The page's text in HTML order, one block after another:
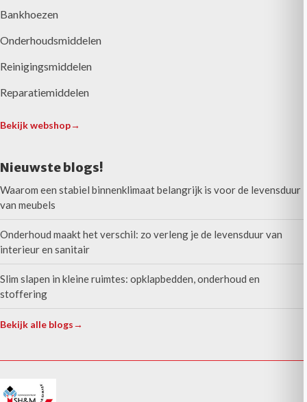
Bankhoezen
Onderhoudsmiddelen
Reinigingsmiddelen
Reparatiemiddelen
Bekijk webshop→
Nieuwste blogs!
Waarom een stabiel binnenklimaat belangrijk is voor de levensduur
van meubels
Onderhoud maakt het verschil: zo verleng je de levensduur van
interieur en sanitair
Slim slapen in kleine ruimtes: opklapbedden, onderhoud en
stoffering
Bekijk alle blogs→